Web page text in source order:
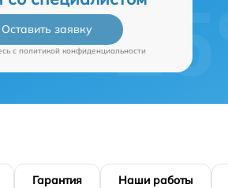
Оставить заявку
c политикой конфиденциальности
Гарантия Наши работы